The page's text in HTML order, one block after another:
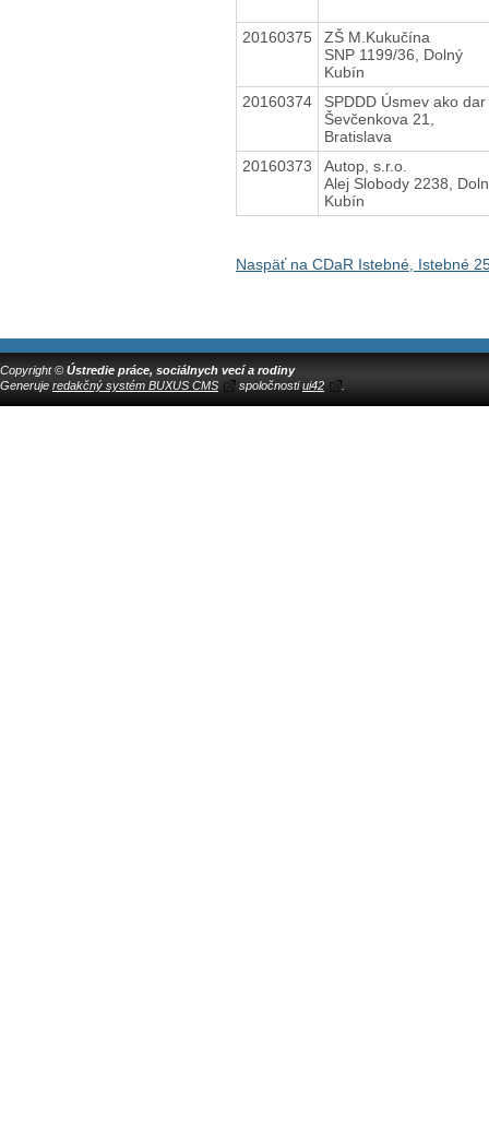
20160375
ZŠ M.Kukučína
SNP 1199/36, Dolný
Kubín
20160374
SPDDD Úsmev ako dar
Ševčenkova 21,
Bratislava
20160373
Autop, s.r.o.
Alej Slobody 2238,
Kubín
Naspäť na CDaR Istebné, Istebné
Copyright © Ústredie práce, sociálnych vecí a rodiny
Generuje redakčný systém BUXUS CMS spoločnostiui42